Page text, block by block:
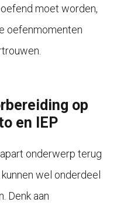
moet worden,
oefenmomenten
op
en IEP
onderwerp terug
wel onderdeel
Denk aan